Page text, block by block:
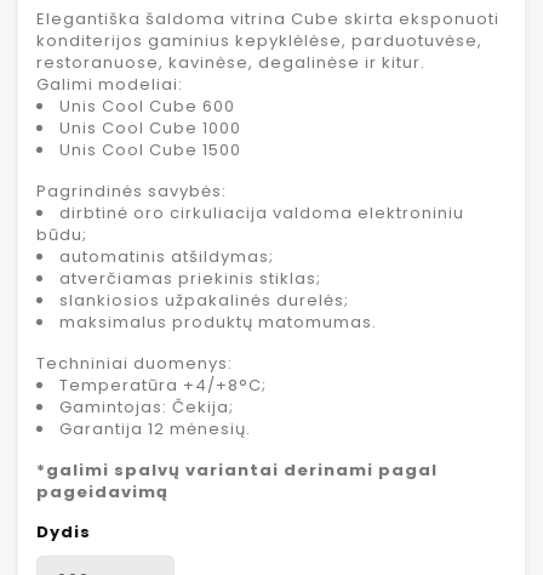
Elegantiška šaldoma vitrina Cube skirta eksponuoti
konditerijos gaminius kepyklėlėse, parduotuvėse,
restoranuose, kavinėse, degalinėse ir kitur.
Galimi modeliai:
Unis Cool Cube 600
Unis Cool Cube 1000
Unis Cool Cube 1500
Pagrindinės savybės:
dirbtinė oro cirkuliacija valdoma elektroniniu
būdu;
automatinis atšildymas;
atverčiamas priekinis stiklas;
slankiosios užpakalinės durelės;
maksimalus produktų matomumas.
Techniniai duomenys:
Temperatūra +4/+8°C;
Gamintojas: Čekija;
Garantija 12 mėnesių.
*galimi spalvų variantai derinami pagal
pageidavimą
Dydis